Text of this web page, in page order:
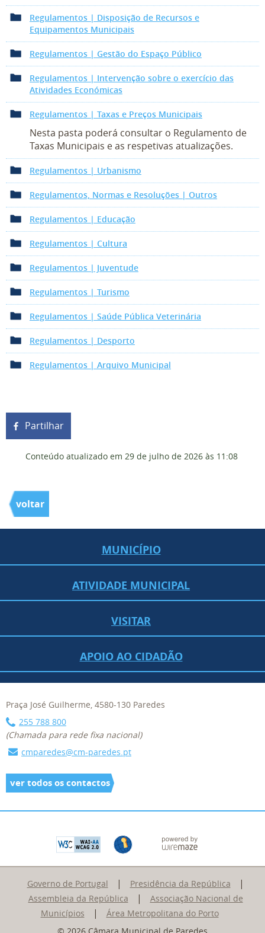
Regulamentos | Disposição de Recursos e
Equipamentos Municipais
Regulamentos | Gestão do Espaço Público
Regulamentos | Intervenção sobre o exercício das
Atividades Económicas
Regulamentos | Taxas e Preços Municipais
Nesta pasta poderá consultar o Regulamento de
Taxas Municipais e as respetivas atualizações.
Regulamentos | Urbanismo
Regulamentos, Normas e Resoluções | Outros
Regulamentos | Educação
Regulamentos | Cultura
Regulamentos | Juventude
Regulamentos | Turismo
Regulamentos | Saúde Pública Veterinária
Regulamentos | Desporto
Regulamentos | Arquivo Municipal
Partilhar
Conteúdo atualizado em 29 de julho de 2026 às 11:08
voltar
MUNICÍPIO
ATIVIDADE MUNICIPAL
VISITAR
APOIO AO CIDADÃO
Praça José Guilherme, 4580-130 Paredes
255 788 800
(Chamada para rede fixa nacional)
cmparedes@cm-paredes.pt
ver todos os contactos
Governo de Portugal | Presidência da República |
Assembleia da República |
Associação Nacional de
Municípios
|
Área Metropolitana do Porto